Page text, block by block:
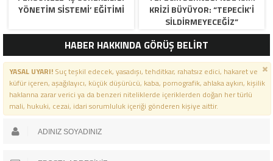
YÖNETİM SİSTEMİ’ EĞİTİMİ
KRİZİ BÜYÜYOR: “TEPECİK’İ
SİLDİRMEYECEĞİZ”
HABER HAKKINDA GÖRÜŞ BELİRT
YASAL UYARI!Suç teşkil edecek, yasadışı, tehditkar, rahatsız edici, hakaret ve
küfür içeren, aşağılayıcı, küçük düşürücü, kaba, pornografik, ahlaka aykırı, kişilik
haklarına zarar verici ya da benzeri niteliklerde içeriklerden doğan her türlü
mali, hukuki, cezai, idari sorumluluk içeriği gönderen kişiye aittir.